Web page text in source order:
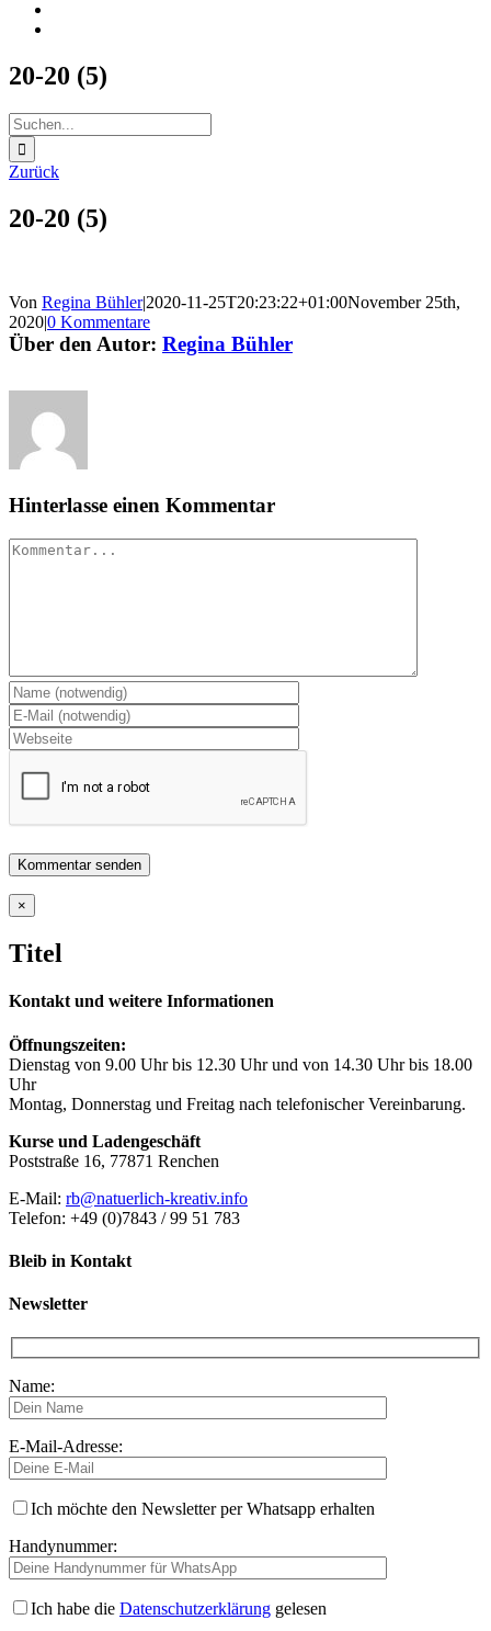
20-20 (5)
Suche
nach:
Zurück
20-20 (5)
Von Regina Bühler|2020-11-25T20:23:22+01:00November 25th,
2020|0 Kommentare
Über den Autor: Regina Bühler
Hinterlasse einen Kommentar
Kommentar
Close
product
view
×
Titel
Kontakt und weitere Informationen
Öffnungszeiten:
Dienstag von 9.00 Uhr bis 12.30 Uhr und von 14.30 Uhr bis 18.00
Uhr
Montag, Donnerstag und Freitag nach telefonischer Vereinbarung.
Kurse und Ladengeschäft
Poststraße 16, 77871 Renchen
E-Mail: rb@natuerlich-kreativ.info
Telefon: +49 (0)7843 / 99 51 783
Bleib in Kontakt
Newsletter
Name:
E-Mail-Adresse:
Ich möchte den Newsletter per Whatsapp erhalten
Handynummer:
Ich habe die Datenschutzerklärung gelesen